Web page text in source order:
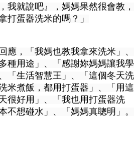
我就說吧』，媽媽果然很會教，
打蛋器洗米的嗎？」
應，「我媽也教我拿來洗米」、
種用途」、「感謝妳媽媽讓我學
「生活智慧王」、「這個冬天洗
米煮飯，都用打蛋器」、「用這
很好用」、「我也用打蛋器洗
不想碰水」、「媽媽真聰明」。